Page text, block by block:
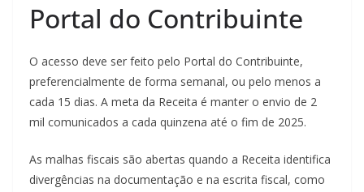
Portal do Contribuinte
O acesso deve ser feito pelo Portal do Contribuinte,
preferencialmente de forma semanal, ou pelo menos a
cada 15 dias. A meta da Receita é manter o envio de 2
mil comunicados a cada quinzena até o fim de 2025.
As malhas fiscais são abertas quando a Receita identifica
divergências na documentação e na escrita fiscal, como